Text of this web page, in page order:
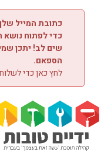
דילוג לתוכן
כתובת המייל
כדי לפתוח נושא
שים לב! יתכן
הספאם.
לחץ כאן כדי